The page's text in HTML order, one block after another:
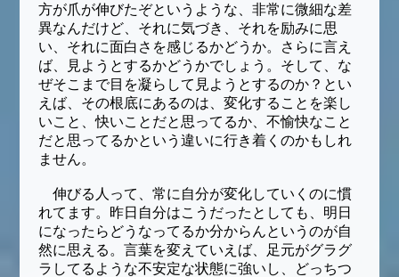
方が爪が伸びたぞというような、非常に微細な差
異なんだけど、それに気づき、それを励みに思
い、それに面白さを感じるかどうか。さらに言え
ば、見ようとするかどうかでしょう。そして、な
ぜそこまで目を凝らして見ようとするのか？とい
えば、その根底にあるのは、変化することを楽し
いこと、快いことだと思ってるか、不愉快なこと
だと思ってるかという違いに行き着くのかもしれ
ません。
伸びる人って、常に自分が変化していくのに慣
れてます。昨日自分はこうだったとしても、明日
になったらどうなってるか分からんというのが自
然に思える。言葉を変えていえば、足元がグラグ
ラしてるような不安定な状態に強いし、どっちつ